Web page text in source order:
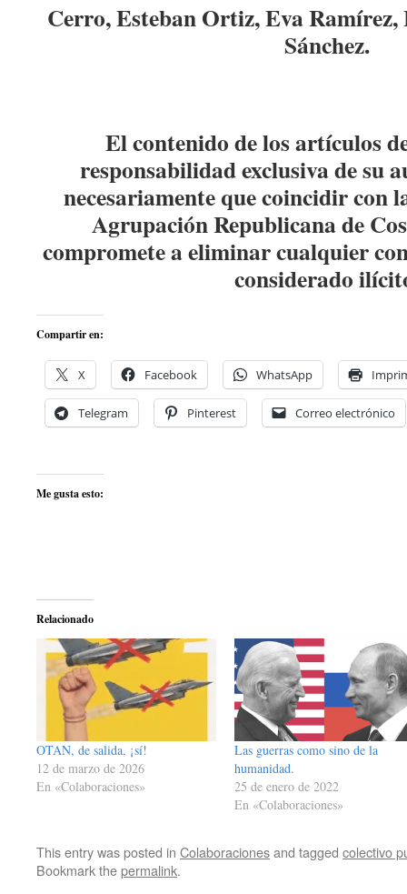
Cerro, Esteban Ortiz, Eva
Sánchez.
El contenido de los artículos
responsabilidad exclusiva de su
necesariamente que coincidir con
Agrupación Republicana de
compromete a eliminar cualquier
considerado
Compartir en:
X Facebook WhatsApp
Telegram Pinterest Correo electrónico
Me gusta esto:
Relacionado
OTAN, de salida, ¡sí!
12 de marzo de 2026
En «Colaboraciones»
Las guerras como sino de la
humanidad.
25 de enero de 2022
En «Colaboraciones»
This entry was posted in Colaboracionesand tagged colectivo
Bookmark thepermalink.